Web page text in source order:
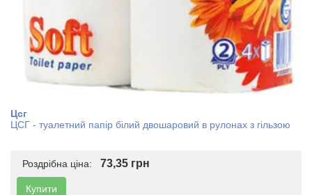
Цсг
ЦСГ - туалетний папір білий двошаровий в рулонах з гільзою
Роздрібна ціна: 73,35 грн
Купити